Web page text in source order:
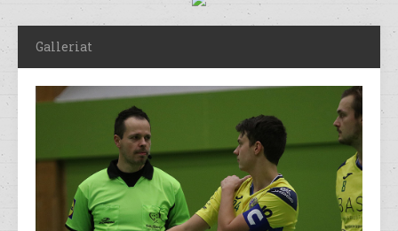
Galleriat